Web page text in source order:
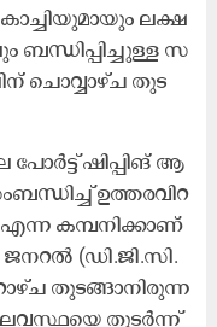
ല​ക്ഷ​
ബ​ന്ധി​പ്പി​ച്ചു​ള്ള സ​
ചൊ​വ്വാ​ഴ്ച തു​ട​
പോ​ർ​ട്ട്​ ഷി​പ്പി​ങ്​ ആ​
ഉ​ത്ത​ര​വി​റ​
ക​മ്പ​നി​ക്കാ​ണ്​
(ഡി.​ജി.​സി.​
തു​ട​ങ്ങാ​നി​രു​ന്ന
തു​ട​ർ​ന്ന്​